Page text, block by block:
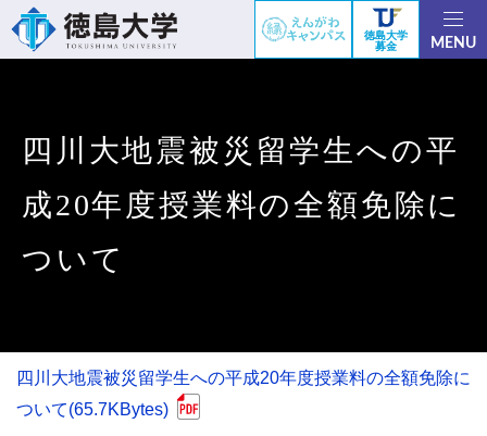
徳島大学
募金
MENU
四川大地震被災留学生への平
成20年度授業料の全額免除に
ついて
四川大地震被災留学生への平成20年度授業料の全額免除に
ついて(65.7KBytes)